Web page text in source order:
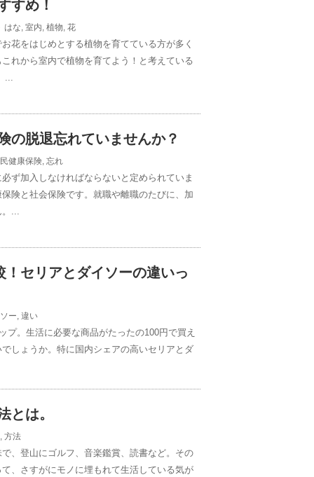
すめ！
はな, 室内, 植物, 花
花をはじめとする植物を育てている方が多く
れから室内で植物を育てよう！と考えている
...
の脱退忘れていませんか？
健康保険, 忘れ
ず加入しなければならないと定められていま
険と社会保険です。就職や離職のたびに、加
。...
セリアとダイソーの違いっ
ー, 違い
プ。生活に必要な商品がたったの100円で買え
しょうか。特に国内シェアの高いセリアとダ
とは。
, 方法
、登山にゴルフ、音楽鑑賞、読書など。その
、さすがにモノに埋もれて生活している気が